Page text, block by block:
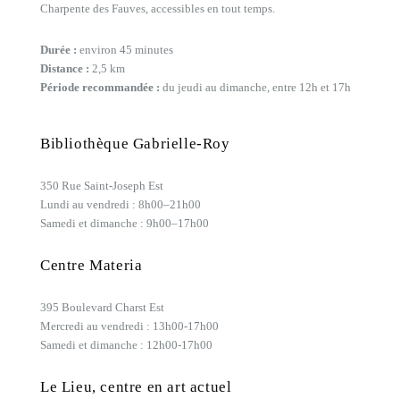
Charpente des Fauves, accessibles en tout temps.
Durée : environ 45 minutes
Distance : 2,5 km
Période recommandée : du jeudi au dimanche, entre 12h et 17h
Bibliothèque Gabrielle-Roy
350 Rue Saint-Joseph Est
Lundi au vendredi : 8h00–21h00
Samedi et dimanche : 9h00–17h00
Centre Materia
395 Boulevard Charst Est
Mercredi au vendredi : 13h00-17h00
Samedi et dimanche : 12h00-17h00
Le Lieu, centre en art actuel